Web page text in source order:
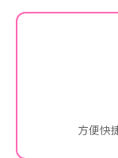
方便快